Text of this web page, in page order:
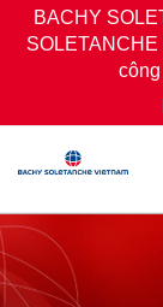
SkipBACHY